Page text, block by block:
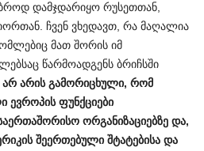
დამჯდარიყო რუსეთთან,
ჩვენ ვხედავთ, რა მაღალია
მათ შორის იმ
წარმოადგენს ბრიჩსში
არ არის გამორიცხული, რომ
ევროპის ფუნქციები
ორგანიზაციებზე და,
შეერთებული შტატებისა და